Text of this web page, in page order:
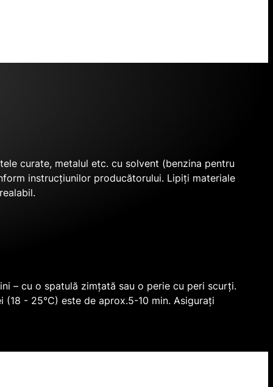
curate, metalul etc. cu solvent (benzina pentru
instrucțiunilor producătorului. Lipiți materiale
– cu o spatulă zimțată sau o perie cu peri scurți.
- 25°C) este de aprox.5-10 min. Asigurați